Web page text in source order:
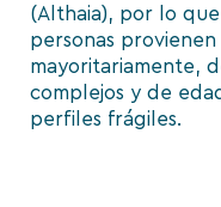
(Althaia), por lo
personas
mayoritariamente,
complejos y de
perfiles frágiles.